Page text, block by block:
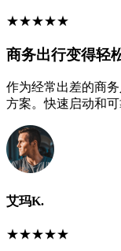
★★★★★
商务出行变得轻
作为经常出差的商
方案。快速启动和
艾玛K.
★★★★★